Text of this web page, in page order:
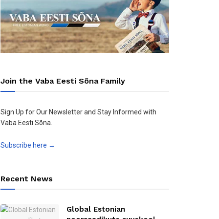
Join the Vaba Eesti Sõna Family
Sign Up for Our Newsletter and Stay Informed with
Vaba Eesti Sõna.
Subscribe here →
Recent News
Global Estonian